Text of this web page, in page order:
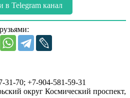
в Telegram канал
31-70; +7-904-581-59-31
округ Космический проспект,